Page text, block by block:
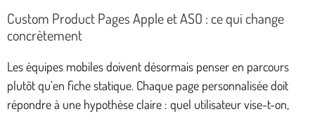
Custom Product Pages Apple et ASO : ce qui change
concrètement
Les équipes mobiles doivent désormais penser en parcours
plutôt qu’en fiche statique. Chaque page personnalisée doit
répondre à une hypothèse claire : quel utilisateur vise-t-on,